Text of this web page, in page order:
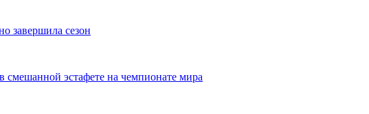
завершила сезон
смешанной эстафете на чемпионате мира